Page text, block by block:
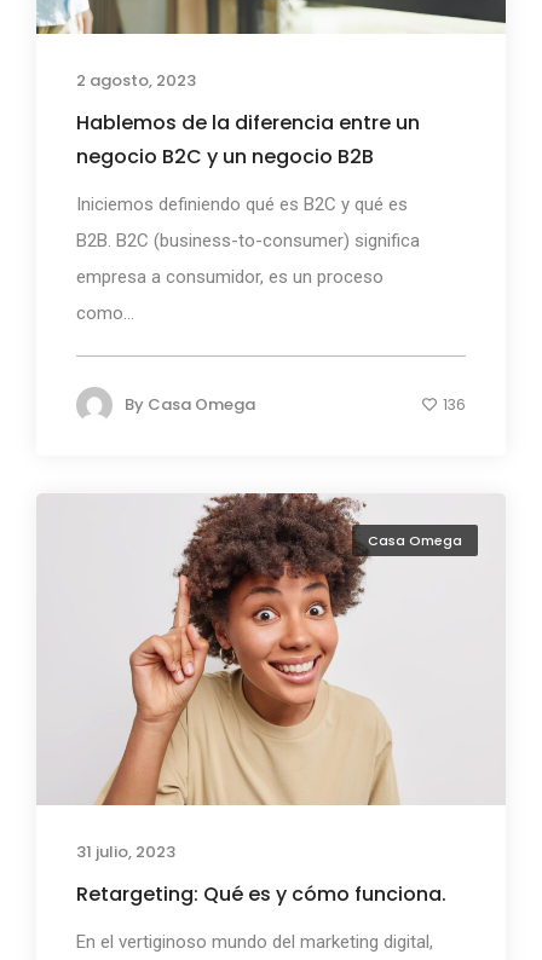
2 agosto, 2023
Hablemos de la diferencia entre un
negocio B2C y un negocio B2B
Iniciemos definiendo qué es B2C y qué es
B2B. B2C (business-to-consumer) significa
empresa a consumidor, es un proceso
como...
By Casa Omega 136
Casa Omega
31 julio, 2023
Retargeting: Qué es y cómo funciona.
En el vertiginoso mundo del marketing digital,